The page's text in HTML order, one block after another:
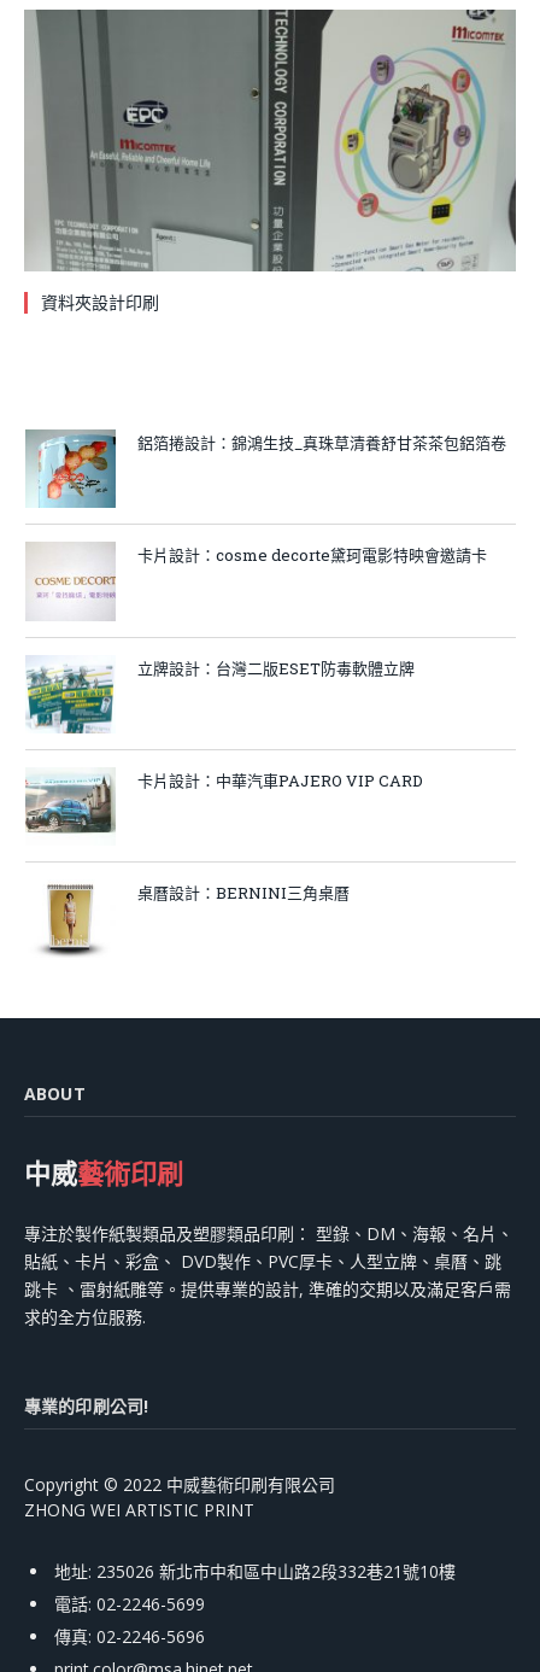
資料夾設計印刷
鋁箔捲設計：錦鴻生技_真珠草清養舒甘茶茶包鋁箔卷
卡片設計：cosme decorte黛珂電影特映會邀請卡
立牌設計：台灣二版ESET防毒軟體立牌
卡片設計：中華汽車PAJERO VIP CARD
桌曆設計：BERNINI三角桌曆
ABOUT
中威藝術印刷
專注於製作紙製類品及塑膠類品印刷： 型錄、DM、海報、名片、
貼紙、卡片、彩盒、 DVD製作、PVC厚卡、人型立牌、桌曆、跳
跳卡 、雷射紙雕等。提供專業的設計, 準確的交期以及滿足客戶需
求的全方位服務.
專業的印刷公司!
Copyright © 2022 中威藝術印刷有限公司
ZHONG WEI ARTISTIC PRINT
地址: 235026 新北市中和區中山路2段332巷21號10樓
電話: 02-2246-5699
傳真: 02-2246-5696